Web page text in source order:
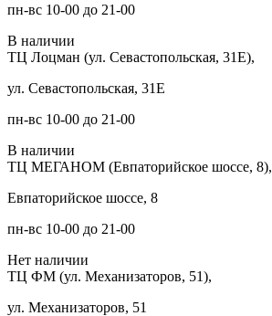
пн-вс 10-00 до 21-00
В наличии
ТЦ Лоцман (ул. Севастопольская, 31Е),
ул. Севастопольская, 31Е
пн-вс 10-00 до 21-00
В наличии
ТЦ МЕГАНОМ (Евпаторийское шоссе, 8),
Евпаторийское шоссе, 8
пн-вс 10-00 до 21-00
Нет наличии
ТЦ ФМ (ул. Механизаторов, 51),
ул. Механизаторов, 51